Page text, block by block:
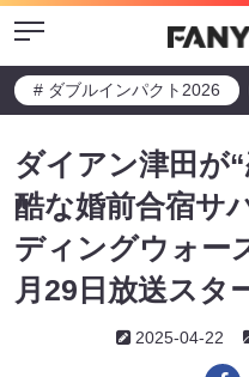
Menu
# ダブルインパクト2026
ダイアン津田が
酷な婚前合宿サ
ディングウォー
月29日放送スタ
2025-04-22